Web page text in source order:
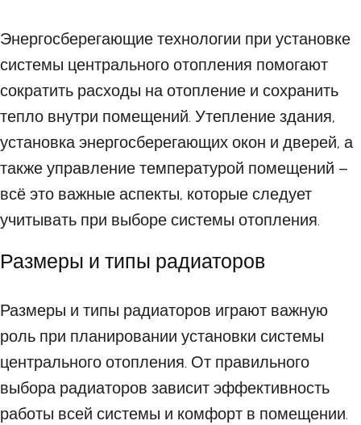
Энергосберегающие технологии при установке
системы центрального отопления помогают
сократить расходы на отопление и сохранить
тепло внутри помещений. Утепление здания,
установка энергосберегающих окон и дверей, а
также управление температурой помещений –
всё это важные аспекты, которые следует
учитывать при выборе системы отопления.
Размеры и типы радиаторов
Размеры и типы радиаторов играют важную
роль при планировании установки системы
центрального отопления. От правильного
выбора радиаторов зависит эффективность
работы всей системы и комфорт в помещении.